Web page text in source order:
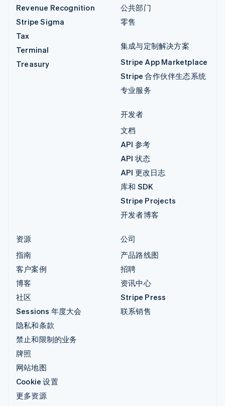
Revenue Recognition
Stripe Sigma
Tax
Terminal
Treasury
公共部门
零售
集成与定制解决方案
Stripe App Marketplace
Stripe 合作伙伴生态系统
专业服务
开发者
文档
API 参考
API 状态
API 更改日志
库和 SDK
Stripe Projects
开发者博客
资源
指南
客户案例
博客
社区
Sessions 年度大会
隐私和条款
禁止和限制的业务
牌照
网站地图
Cookie 设置
更多资源
公司
产品路线图
招聘
资讯中心
Stripe Press
联系销售